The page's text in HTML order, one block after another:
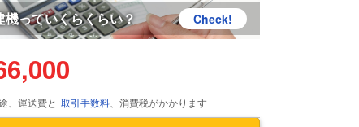
機っていくらくらい？ Check!
、運送費と 取引手数料、消費税がかかります